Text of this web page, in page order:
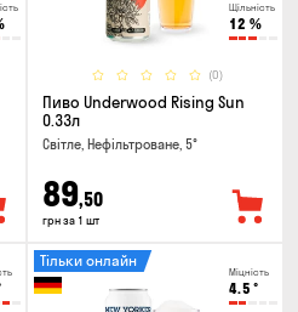
Щільність
12 %
(0)
Пиво Underwood Rising Sun
0.33л
Світле, Нефільтроване, 5°
89,50
грн за 1 шт
Міцність
4.5 °
Тільки онлайн